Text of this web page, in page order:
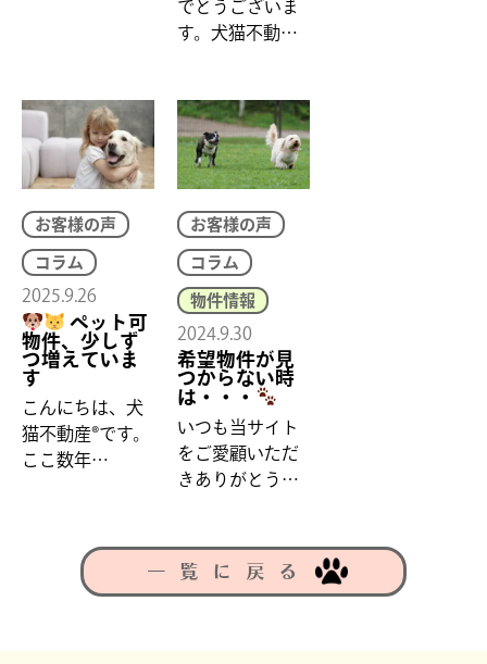
でとうございま
す。犬猫不動…
お客様の声
コラム
2025.9.26
ペット可
物件、少しず
つ増えていま
す
こんにちは、犬
猫不動産®です。
ここ数年…
お客様の声
コラム
物件情報
2024.9.30
希望物件が見
つからない時
は・・・
いつも当サイト
をご愛顧いただ
きありがとう…
一覧に戻る